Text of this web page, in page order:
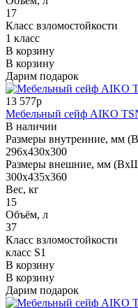
17
Класс взломостойкости
1 класс
В корзину
В корзину
Дарим подарок
13 577р
Мебельный сейф AIKO
В наличии
Размеры внутренние, мм
296x430x300
Размеры внешние, мм
300x435x360
Вес, кг
15
Объём, л
37
Класс взломостойкости
класс S1
В корзину
В корзину
Дарим подарок